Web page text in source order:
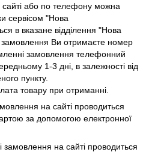
або по телефону можна
сервісом "Нова
в вказане відділення "Нова
Ви отримаєте номер
замовлення телефонний
1-3 дні, в залежності від
пункту.
товару при отриманні.
на сайті проводиться
за допомогою електронної
на сайті проводиться